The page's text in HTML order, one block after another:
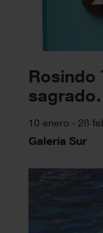
Rosindo
10 enero - 28
Galería Sur